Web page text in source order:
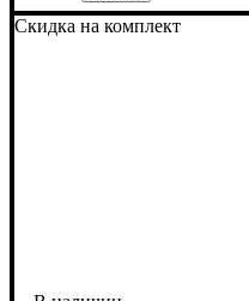
ширина, мм: 1600
высота, мм: 760
глубина, мм: 600
Скидка на комплект